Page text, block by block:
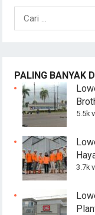
Cari
PALING BANYAK
5.5k
3.7k